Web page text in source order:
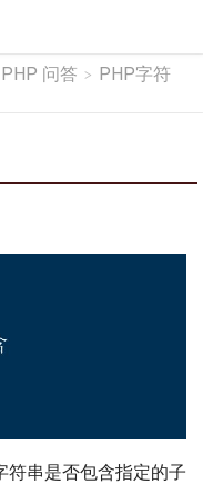
PHP 问答 > PHP字符
符串是否包含指定的子